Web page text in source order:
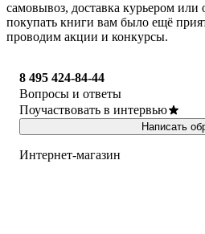
самовывоз, доставка курьером
покупать книги вам было ещё
проводим акции и конкурсы.
8 495 424-84-44
Вопросы и ответы
Поучаствовать в интервью
Написать
Интернет-магазин